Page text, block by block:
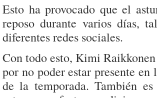
Esto ha provocado que el
reposo durante varios días,
diferentes redes sociales.
Con todo esto, Kimi
por no poder estar presente
de la temporada. También